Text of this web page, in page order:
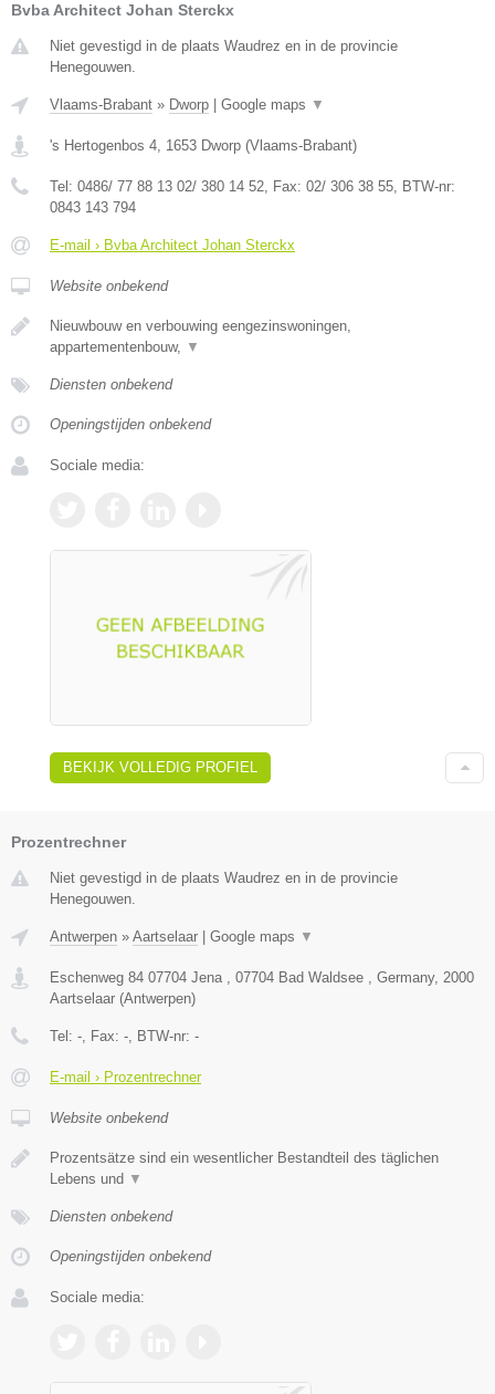
Bvba Architect Johan Sterckx
Niet gevestigd in de plaats Waudrez en in de provincie
Henegouwen.
Vlaams-Brabant » Dworp Google maps ▼
's Hertogenbos 4, 1653 Dworp (Vlaams-Brabant)
Tel: 0486/ 77 88 13 02/ 380 14 52, Fax: 02/ 306 38 55, BTW-nr:
0843 143 794
E-mail › Bvba Architect Johan Sterckx
Website onbekend
Nieuwbouw en verbouwing eengezinswoningen,
appartementenbouw, ▼
Diensten onbekend
Openingstijden onbekend
Sociale media:
BEKIJK VOLLEDIG PROFIEL
Prozentrechner
Niet gevestigd in de plaats Waudrez en in de provincie
Henegouwen.
Antwerpen » Aartselaar Google maps ▼
Eschenweg 84 07704 Jena , 07704 Bad Waldsee , Germany, 2000
Aartselaar (Antwerpen)
Tel: - , Fax: - , BTW-nr: -
E-mail › Prozentrechner
Website onbekend
Prozentsätze sind ein wesentlicher Bestandteil des täglichen
Lebens und ▼
Diensten onbekend
Openingstijden onbekend
Sociale media: